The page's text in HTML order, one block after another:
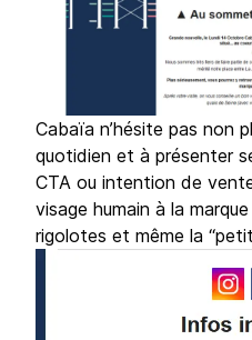
Cabaïa n’hésite pas non
quotidien et à présenter
CTA ou intention de
visage humain à la
rigolotes et même la